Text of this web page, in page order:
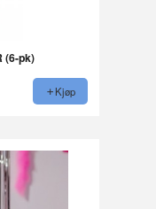
(6-pk)
Kjøp